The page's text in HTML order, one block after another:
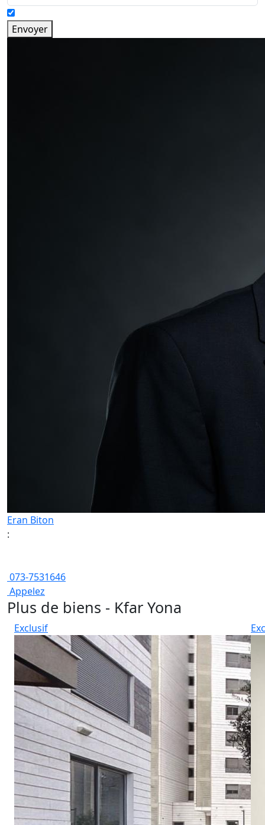
Envoyer
Eran Biton
:
073-7531646
Appelez
Plus de biens - Kfar Yona
Exclusif